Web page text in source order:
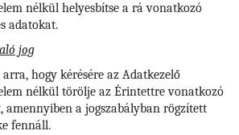
nélkül helyesbítse a rá vonatkozó
adatokat.
jog
hogy kérésére az Adatkezelő
nélkül törölje az Érintettre vonatkozó
amennyiben a jogszabályban rögzített
fennáll.